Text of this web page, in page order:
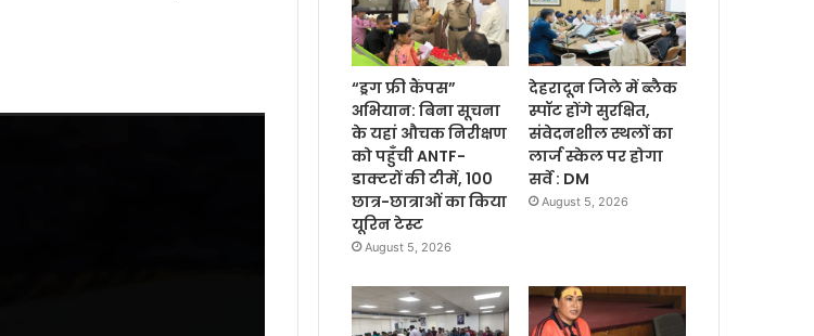
“ड्रग फ्री कैंपस”
अभियान: बिना सूचना
के यहां औचक निरीक्षण
को पहुँची ANTF-
डाक्टरों की टीमें, 100
छात्र-छात्राओं का किया
यूरिन टेस्ट
August 5, 2026
देहरादून जिले में ब्लैक
स्पॉट होंगे सुरक्षित,
संवेदनशील स्थलों का
लार्ज स्केल पर होगा
सर्वे : DM
August 5, 2026